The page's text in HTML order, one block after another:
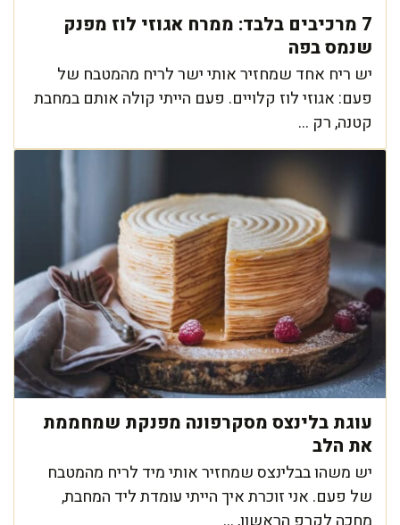
7 מרכיבים בלבד: ממרח אגוזי לוז מפנק
שנמס בפה
יש ריח אחד שמחזיר אותי ישר לריח מהמטבח של
פעם: אגוזי לוז קלויים. פעם הייתי קולה אותם במחבת
קטנה, רק ...
עוגת בלינצס מסקרפונה מפנקת שמחממת
את הלב
יש משהו בבלינצס שמחזיר אותי מיד לריח מהמטבח
של פעם. אני זוכרת איך הייתי עומדת ליד המחבת,